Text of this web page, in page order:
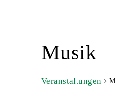
Musik
Veranstaltungen